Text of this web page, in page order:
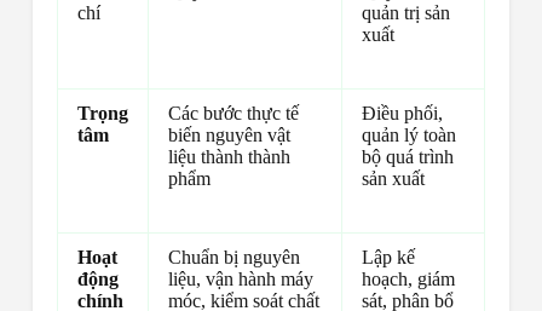
chí
quản trị sản
xuất
Trọng
tâm
Các bước thực tế
biến nguyên vật
liệu thành thành
phẩm
Điều phối,
quản lý toàn
bộ quá trình
sản xuất
Hoạt
động
chính
Chuẩn bị nguyên
liệu, vận hành máy
móc, kiểm soát chất
Lập kế
hoạch, giám
sát, phân bổ